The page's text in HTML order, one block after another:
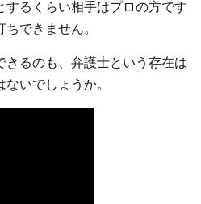
するくらい相手はプロの方です
できません。
きるのも、弁護士という存在は
いでしょうか。